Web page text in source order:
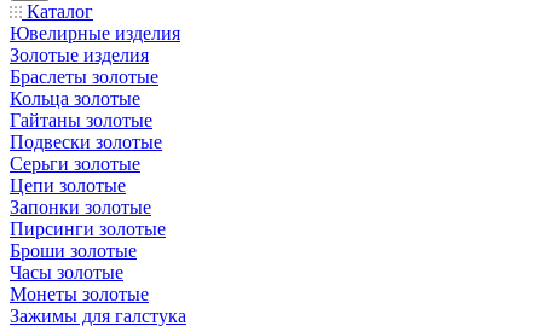
Каталог
Ювелирные изделия
Золотые изделия
Браслеты золотые
Кольца золотые
Гайтаны золотые
Подвески золотые
Серьги золотые
Цепи золотые
Запонки золотые
Пирсинги золотые
Броши золотые
Часы золотые
Монеты золотые
Зажимы для галстука